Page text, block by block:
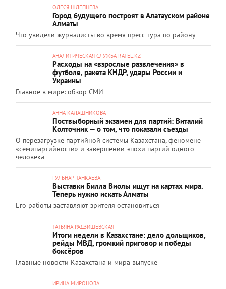
ОЛЕСЯ ШЛЕПНЕВА
Город будущего построят в Алатауском районе
Алматы
Что увидели журналисты во время пресс-тура по району
АНАЛИТИЧЕСКАЯ СЛУЖБА RATEL.KZ
Расходы на «взрослые развлечения» в
футболе, ракета КНДР, удары России и
Украины
Главное в мире: обзор СМИ
АННА КАЛАШНИКОВА
Поствыборный экзамен для партий: Виталий
Колточник — о том, что показали съезды
О перезагрузке партийной системы Казахстана, феномене
«семипартийности» и завершении эпохи партий одного
человека
ГУЛЬНАР ТАНКАЕВА
Выставки Билла Виолы ищут на картах мира.
Теперь нужно искать Алматы
Его работы заставляют зрителя остановиться
ТАТЬЯНА РАДЗИШЕВСКАЯ
Итоги недели в Казахстане: дело дольщиков,
рейды МВД, громкий приговор и победы
боксёров
Главные новости Казахстана и мира выпуске
ИРИНА МИРОНОВА